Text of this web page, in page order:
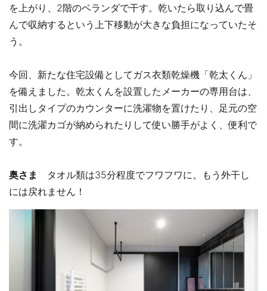
を上がり、2階のベランダで干す。乾いたら取り込んで畳
んで収納するという上下移動が大きな負担になっていたそ
う。
今回、新たな住宅設備としてガス衣類乾燥機「乾太くん」
を備えました。乾太くんを設置したメーカーの専用台は、
引出しタイプのカウンターに洗濯物を置けたり、足元の空
間に洗濯カゴが納められたりして使い勝手がよく、便利で
す。
奥さま タオル類は35分程度でフワフワに。もう外干し
には戻れません！